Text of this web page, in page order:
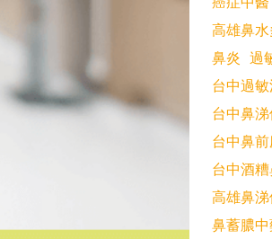
高雄鼻
鼻炎 過
台中過
台中鼻
台中鼻
台中酒
高雄鼻
鼻蓄膿